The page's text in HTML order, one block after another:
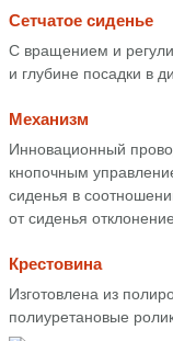
Сетчатое сиденье
С вращением и
и глубине посадки в
Механизм
Инновационный
кнопочным
сиденья в
от сиденья
Крестовина
Изготовлена из
полиуретановые